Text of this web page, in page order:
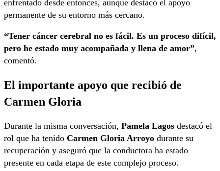
enfrentado desde entonces, aunque destacó el apoyo
permanente de su entorno más cercano.
“Tener cáncer cerebral no es fácil. Es un proceso difícil,
pero he estado muy acompañada y llena de amor”,
comentó.
El importante apoyo que recibió de
Carmen Gloria
Durante la misma conversación, Pamela Lagos destacó el
rol que ha tenido Carmen Gloria Arroyo durante su
recuperación y aseguró que la conductora ha estado
presente en cada etapa de este complejo proceso.